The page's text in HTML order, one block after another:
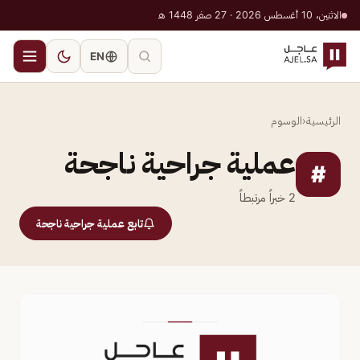
الاثنين، 10 أغسطس 2026 · 27 صفر 1448 هـ
EN
الرئيسية‹الوسوم
# عملية جراحية ناجحة
2 خبراً مرتبطاً
تابع عملية جراحية ناجحة